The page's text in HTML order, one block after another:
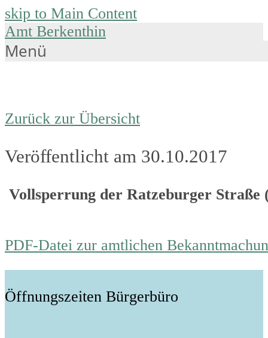
skip to Main Content
Amt Berkenthin
Menü
Zurück zur Übersicht
Veröffentlicht am 30.10.2017
Vollsperrung der Ratzeburger Straße
PDF-Datei zur amtlichen
Öffnungszeiten Bürgerbüro